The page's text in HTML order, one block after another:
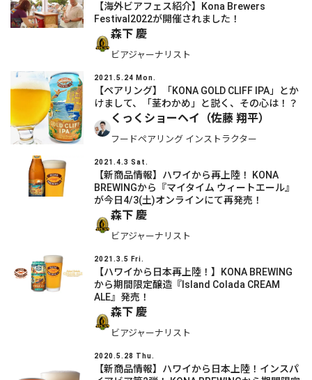
【海外ビアフェス紹介】Kona Brewers
Festival2022が開催されました！
森下 慶
ビアジャーナリスト
2021.5.24 Mon.
【ペアリング】「KONA GOLD CLIFF IPA」とか
けまして、「茎わかめ」と説く、その心は！？
くっくショーヘイ（佐藤 翔平）
フードペアリング インストラクター
2021.4.3 Sat.
【新商品情報】ハワイから再上陸！ KONA
BREWINGから『マイタイム ウィートエール』
が今日4/3(土)オンラインにて再発売！
森下 慶
ビアジャーナリスト
2021.3.5 Fri.
【ハワイから日本再上陸！】KONA BREWING
から期間限定醸造『Island Colada CREAM
ALE』発売！
森下 慶
ビアジャーナリスト
2020.5.28 Thu.
【新商品情報】ハワイから日本上陸！インスパ